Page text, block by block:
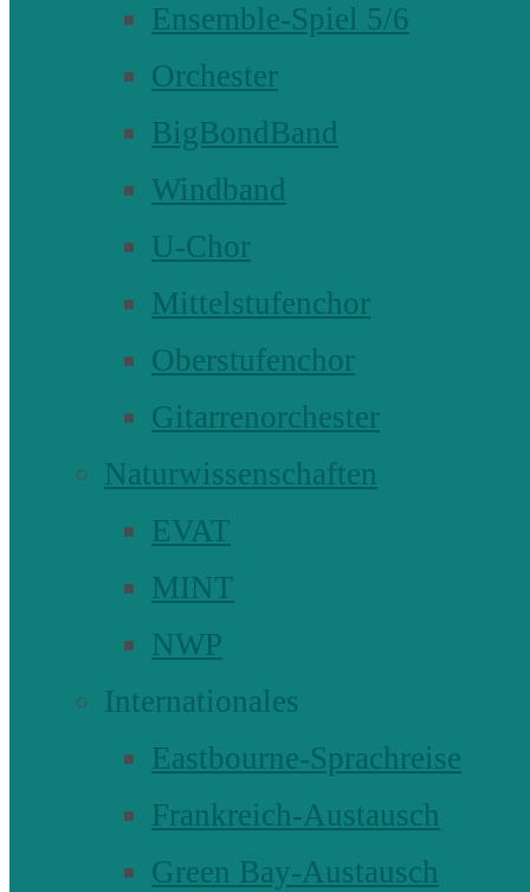
Ensemble-Spiel 5/6
Orchester
BigBondBand
Windband
U-Chor
Mittelstufenchor
Oberstufenchor
Gitarrenorchester
Naturwissenschaften
EVAT
MINT
NWP
Internationales
Eastbourne-Sprachreise
Frankreich-Austausch
Green Bay-Austausch